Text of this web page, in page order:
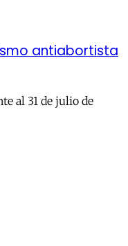
antiabortista
al 31 de julio de